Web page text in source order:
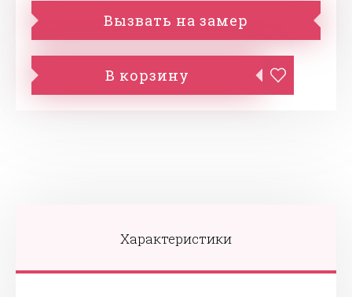
Вызвать на замер
В корзину
Характеристики